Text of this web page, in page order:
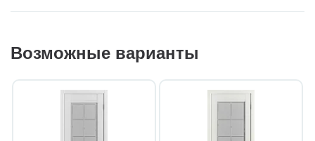
Возможные варианты